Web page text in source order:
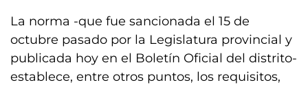
La norma -que fue sancionada el 15 de
octubre pasado por la Legislatura provincial y
publicada hoy en el Boletín Oficial del distrito-
establece, entre otros puntos, los requisitos,